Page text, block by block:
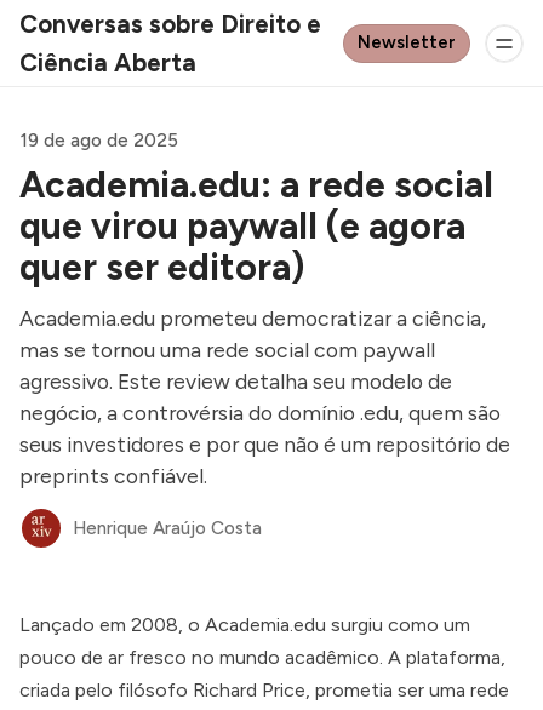
Conversas sobre Direito e
Ciência Aberta
Newsletter
19 de ago de 2025
Academia.edu: a rede social
que virou paywall (e agora
quer ser editora)
Academia.edu prometeu democratizar a ciência,
mas se tornou uma rede social com paywall
agressivo. Este review detalha seu modelo de
negócio, a controvérsia do domínio .edu, quem são
seus investidores e por que não é um repositório de
preprints confiável.
Henrique Araújo Costa
Lançado em 2008, o Academia.edu surgiu como um
pouco de ar fresco no mundo acadêmico. A plataforma,
criada pelo filósofo Richard Price, prometia ser uma rede